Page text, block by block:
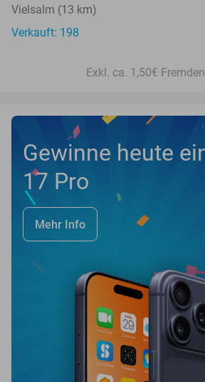
Vielsalm (13 km)
Verkauft: 198
Exkl. ca. 1,50€
Gewinne heute
17 Pro
Mehr Info